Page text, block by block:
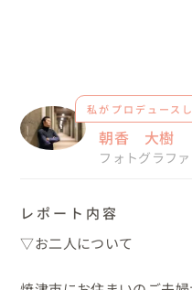
私がプロデュース
朝香 大樹
フォトグラフ
レポート内容
▽お二人について